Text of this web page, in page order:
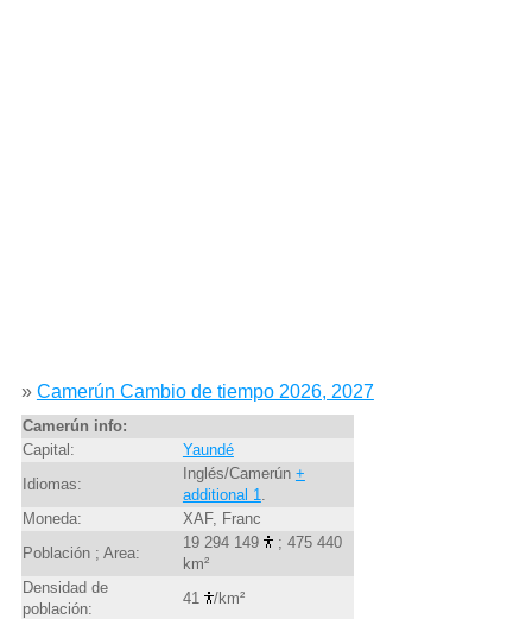
» Camerún Cambio de tiempo 2026, 2027
Camerún info:
Capital:
Yaundé
Idiomas:
Inglés/Camerún +
additional 1
Moneda:
XAF, Franc
Población ; Area:
19 294 149
; 475 440
km²
Densidad de
población:
41
/km²